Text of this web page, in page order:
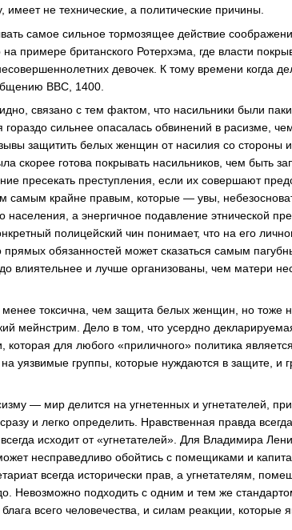
не технические, а политические причины.
самое сильное тормозящее действие
примере британского Ротерхэма, где власти
девочек. К тому времени когда
BBC, 1400.
связано с тем фактом, что насильники были
сильнее опасалась обвинений в расизме,
защитить белых женщин от насилия со стороны
готова покрывать насильников, чем быть
пресекать преступления, если их совершают
самым крайне правым, которые — увы,
населения, а энергичное подавление этнической
полицейский чин понимает, что на его
обязанностей может сказаться самым
влиятельнее и лучше организованы, чем матери
менее токсична, чем защита белых женщин, но тоже
мейнстрим. Дело в том, что усердно
для любого «приличного» политика является
уязвимые группы, которые нуждаются в защите, и
— мир делится на угнетенных и угнетателей,
и легко определить. Нравственная правда
исходит от «угнетателей». Для Владимира
несправедливо обойтись с помещиками и
всегда исторически прав, а угнетателям,
Невозможно подходить с одним и тем же
всего человечества, и силам реакции, которые